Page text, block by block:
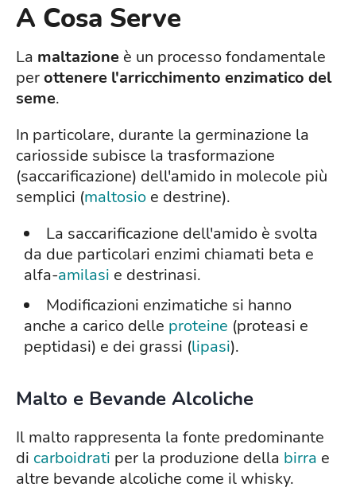
A Cosa Serve
La maltazione è un processo fondamentale
perottenere l'arricchimento enzimatico del
seme.
In particolare, durante la germinazione la
cariosside subisce la trasformazione
(saccarificazione) dell'amido in molecole più
semplici (maltosio e destrine).
La saccarificazione dell'amido è svolta
da due particolari enzimi chiamati beta e
alfa-amilasi e destrinasi.
Modificazioni enzimatiche si hanno
anche a carico delle proteine (proteasi e
peptidasi) e dei grassi (lipasi).
Malto e Bevande Alcoliche
Il malto rappresenta la fonte predominante
di carboidrati per la produzione della birra e
altre bevande alcoliche come il whisky.